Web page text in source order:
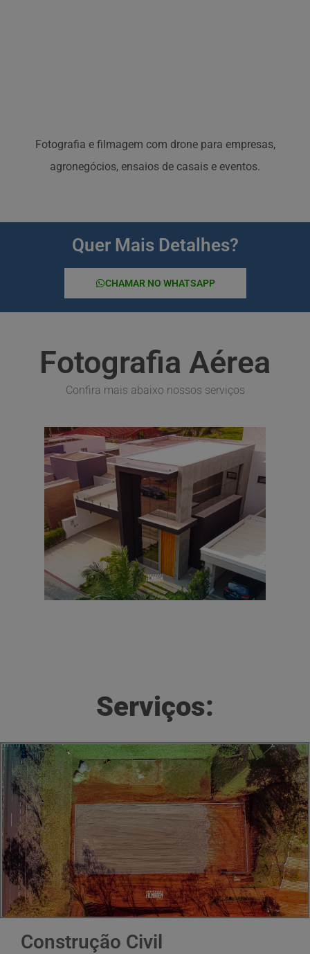
Fotografia e filmagem com drone para empresas,
agronegócios, ensaios de casais e eventos.
Quer Mais Detalhes?
CHAMAR NO WHATSAPP
Fotografia Aérea
Confira mais abaixo nossos serviços
Serviços:
Construção Civil